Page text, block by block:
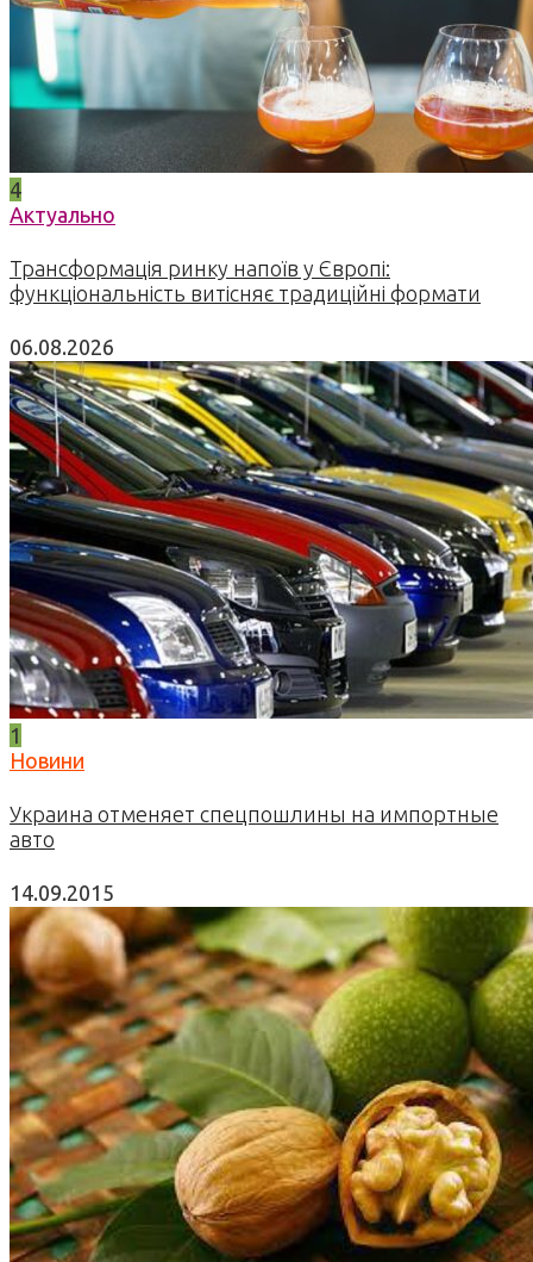
4
Актуально
Трансформація ринку напоїв у Європі:
функціональність витісняє традиційні формати
06.08.2026
1
Новини
Украина отменяет спецпошлины на импортные
авто
14.09.2015